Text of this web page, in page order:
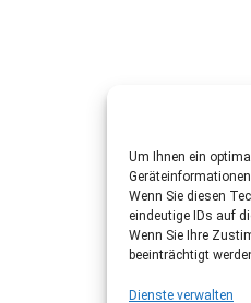
Um Ihnen ein
Wenn Sie diesen
eindeutige IDs auf
Wenn Sie Ihre
beeinträchtigt
Dienste verwalten